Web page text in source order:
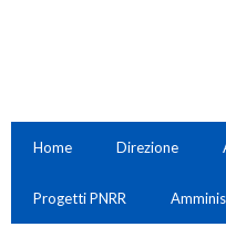
Home Direzione
Progetti PNRR